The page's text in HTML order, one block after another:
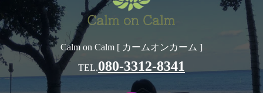
Calm on Calm [ カームオンカーム ]
TEL.080-3312-8341